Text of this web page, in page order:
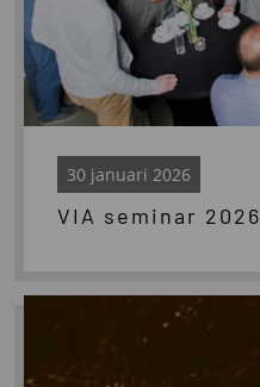
VIA seminar 2026
30 januari 2026